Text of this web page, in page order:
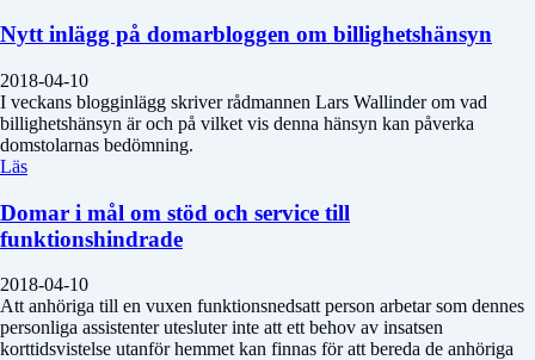
Nytt inlägg på domarbloggen om billighetshänsyn
2018-04-10
I veckans blogginlägg skriver rådmannen Lars Wallinder om vad
billighetshänsyn är och på vilket vis denna hänsyn kan påverka
domstolarnas bedömning.
Läs
Domar i mål om stöd och service till
funktionshindrade
2018-04-10
Att anhöriga till en vuxen funktionsnedsatt person arbetar som dennes
personliga assistenter utesluter inte att ett behov av insatsen
korttidsvistelse utanför hemmet kan finnas för att bereda de anhöriga